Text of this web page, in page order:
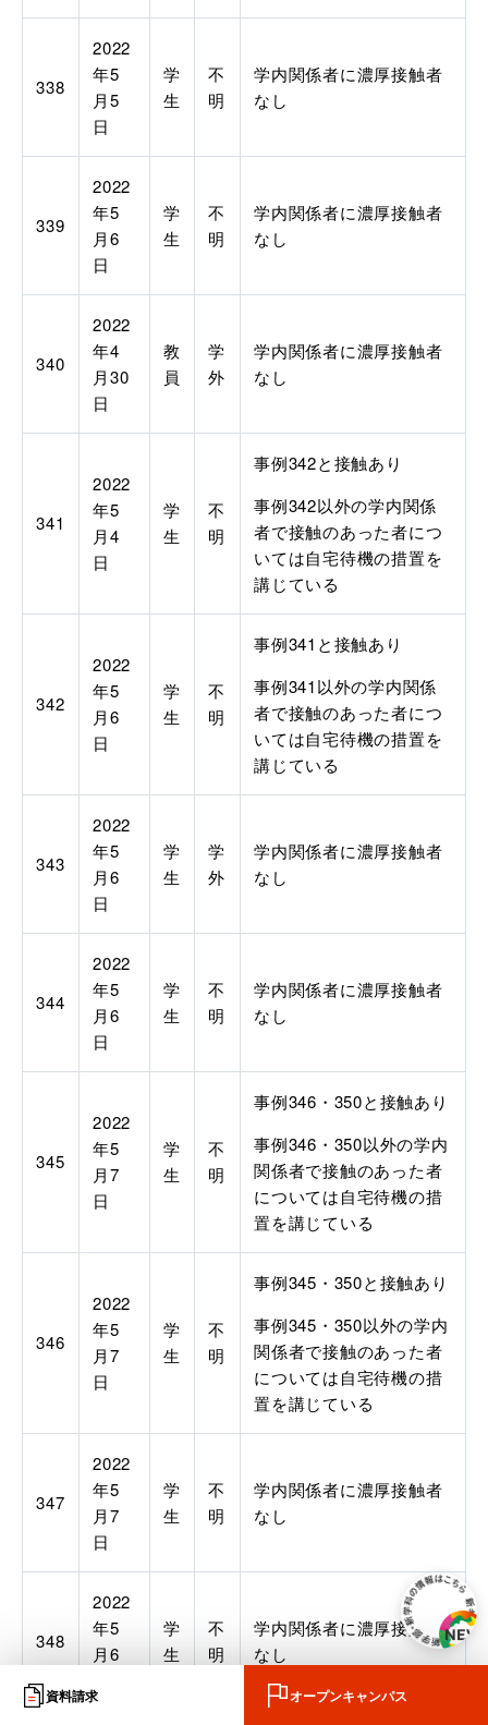
資料請求 オープンキャンパス
338
2022
年5
月5
日
学
生
不
明
学内関係者に濃厚接触者
なし
339
2022
年5
月6
日
学
生
不
明
学内関係者に濃厚接触者
なし
340
2022
年4
月30
日
教
員
学
外
学内関係者に濃厚接触者
なし
341
2022
年5
月4
日
学
生
不
明
事例342と接触あり
事例342以外の学内関係
者で接触のあった者につ
いては自宅待機の措置を
講じている
342
2022
年5
月6
日
学
生
不
明
事例341 と接触あり
事例341以外の学内関係
者で接触のあった者につ
いては自宅待機の措置を
講じている
343
2022
年5
月6
日
学
生
学
外
学内関係者に濃厚接触者
なし
344
2022
年5
月6
日
学
生
不
明
学内関係者に濃厚接触者
なし
345
2022
年5
月7
日
学
生
不
明
事例346 ・ 350と接触あり
事例346 ・ 350以外の学内
関係者で接触のあった者
については自宅待機の措
置を講じている
346
2022
年5
月7
日
学
生
不
明
事例345 ・ 350と接触あり
事例345 ・ 350以外の学内
関係者で接触のあった者
については自宅待機の措
置を講じている
347
2022
年5
月7
日
学
生
不
明
学内関係者に濃厚接触者
なし
348
2022
年5
月6
学
生
不
明
学内関係者に濃厚接触者
なし